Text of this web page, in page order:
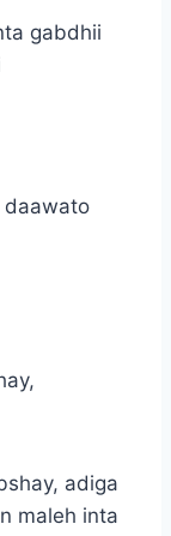
gabdhii
daawato
adiga
maleh inta